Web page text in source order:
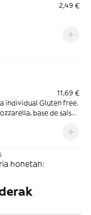
2,49 €
11,69 €
individual Gluten free.
base de salsa
honetan: